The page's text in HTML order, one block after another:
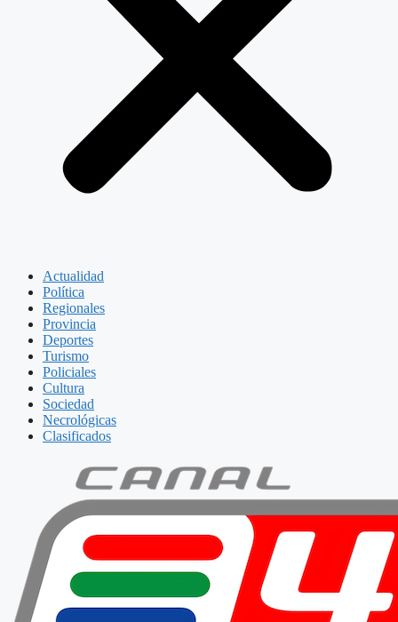
Actualidad
Política
Regionales
Provincia
Deportes
Turismo
Policiales
Cultura
Sociedad
Necrológicas
Clasificados